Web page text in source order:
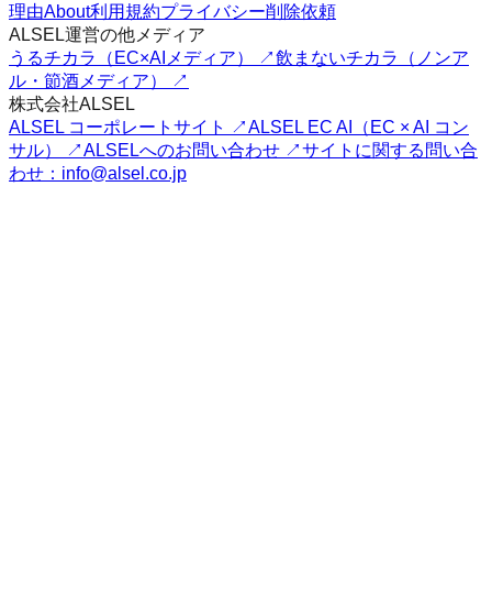
理由About利用規約プライバシー削除依頼
ALSEL運営の他メディア
うるチカラ（EC×AIメディア） ↗飲まないチカラ（ノンア
ル・節酒メディア） ↗
株式会社ALSEL
ALSEL コーポレートサイト ↗ALSEL EC AI（EC × AI コン
サル） ↗ALSELへのお問い合わせ ↗サイトに関する問い合
わせ：info@alsel.co.jp